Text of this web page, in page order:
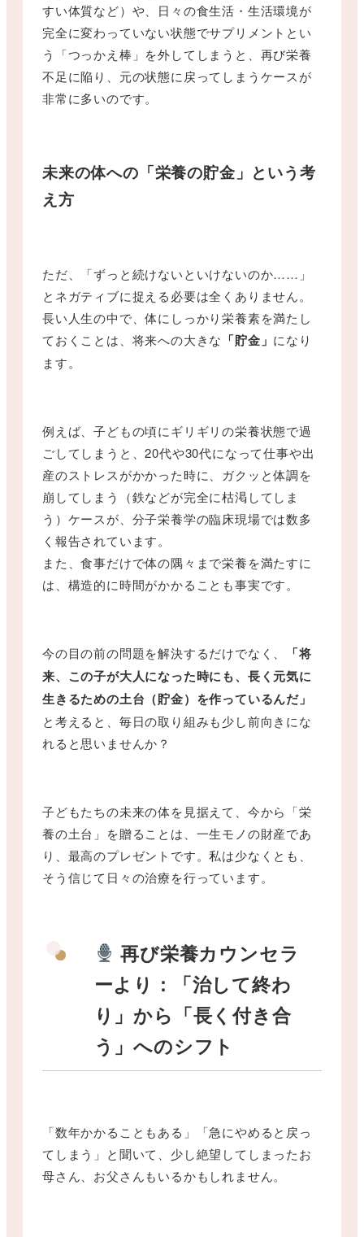
すい体質など）や、日々の食生活・生活環境が
完全に変わっていない状態でサプリメントとい
う「つっかえ棒」を外してしまうと、再び栄養
不足に陥り、元の状態に戻ってしまうケースが
非常に多いのです。
未来の体への「栄養の貯金」という考
え方
ただ、「ずっと続けないといけないのか……」
とネガティブに捉える必要は全くありません。
長い人生の中で、体にしっかり栄養素を満たし
ておくことは、将来への大きな 「貯金」 になり
ます。
例えば、子どもの頃にギリギリの栄養状態で過
ごしてしまうと、20代や30代になって仕事や出
産のストレスがかかった時に、ガクッと体調を
崩してしまう（鉄などが完全に枯渇してしま
う）ケースが、分子栄養学の臨床現場では数多
く報告されています。
また、食事だけで体の隅々まで栄養を満たすに
は、構造的に時間がかかることも事実です。
今の目の前の問題を解決するだけでなく、
「将
来、この子が大人になった時にも、長く元気に
生きるための土台（貯金）を作っているんだ」
と考えると、毎日の取り組みも少し前向きにな
れると思いませんか？
子どもたちの未来の体を見据えて、今から「栄
養の土台」を贈ることは、一生モノの財産であ
り、最高のプレゼントです。私は少なくとも、
そう信じて日々の治療を行っています。
再び栄養カウンセラ
ーより：「治して終わ
り」から「長く付き合
う」へのシフト
「数年かかることもある」「急にやめると戻っ
てしまう」と聞いて、少し絶望してしまったお
母さん、お父さんもいるかもしれません。